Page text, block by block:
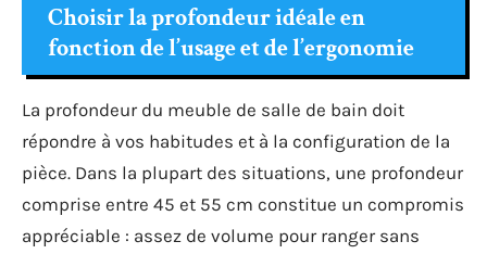
Choisir la profondeur idéale en
fonction de l’usage et de l’ergonomie
La profondeur du meuble de salle de bain doit
répondre à vos habitudes et à la configuration de la
pièce. Dans la plupart des situations, une profondeur
comprise entre 45 et 55 cm constitue un compromis
appréciable : assez de volume pour ranger sans